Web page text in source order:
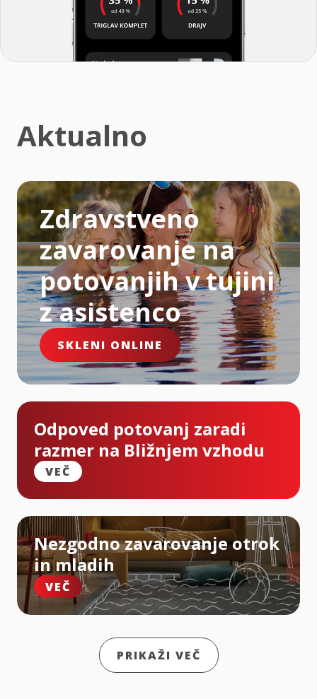
Aktualno
Zdravstveno
zavarovanje na
potovanjih v tujini
z asistenco
SKLENI ONLINE
Odpoved potovanj zaradi
razmer na Bližnjem vzhodu
VEČ
Nezgodno zavarovanje otrok
in mladih
VEČ
PRIKAŽI VEČ